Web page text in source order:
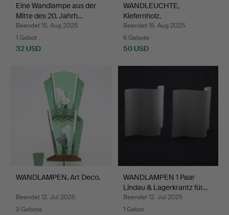
Eine Wandlampe aus der
Mitte des 20. Jahrh…
Beendet 15. Aug 2025
1 Gebot
32 USD
WANDLEUCHTE,
Kiefernholz.
Verschlagwortet …
Beendet 15. Aug 2025
6 Gebote
50 USD
WANDLAMPEN, Art Deco.
Beendet 12. Jul 2025
3 Gebote
WANDLAMPEN 1 Paar
Lindau & Lagerkrantz für…
Beendet 12. Jul 2025
1 Gebot